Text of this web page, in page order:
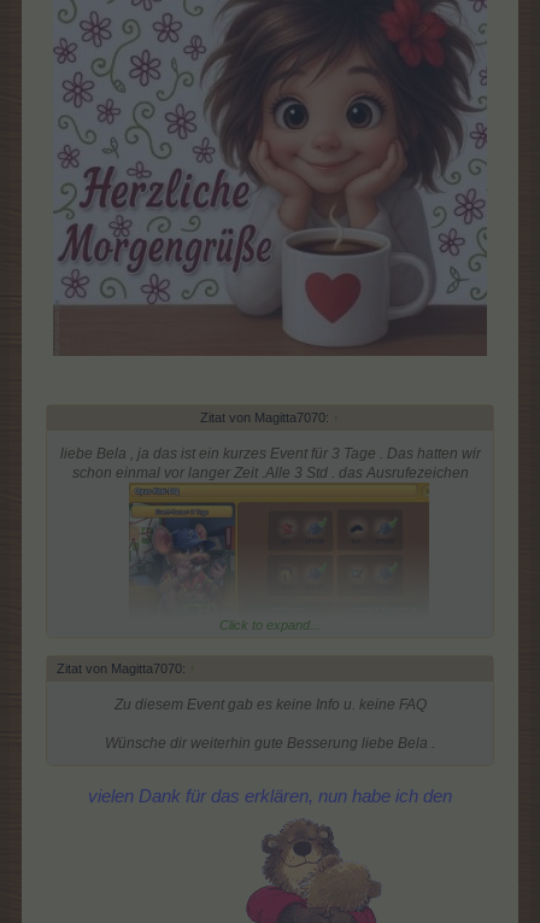
Zitat von Magitta7070: ↑
liebe Bela , ja das ist ein kurzes Event für 3 Tage . Das hatten wir
schon einmal vor langer Zeit .Alle 3 Std . das Ausrufezeichen
Ernte auf Bahama kommen dann die Mützen -wenn du auf das
kleine Strohhaus klickst unten liks, dann kommt man dort hin
..Siehe Foto und im Allerleiwaren-Shop kannste dir dann die
Gewinne aussuchen .
Click to expand...
Zitat von Magitta7070: ↑
Zu diesem Event gab es keine Info u. keine FAQ
Wünsche dir weiterhin gute Besserung liebe Bela .​
vielen Dank für das erklären, nun habe ich den